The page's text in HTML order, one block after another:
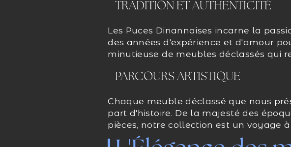
TRADITION ET AUTHENTICITÉ
Les Puces Dinannaises incarne la
des années d'expérience et d'amour
minutieuse de meubles déclassés qui
PARCOURS ARTISTIQUE
Chaque meuble déclassé que nous
part d'histoire. De la majesté des
pièces, notre collection est un voyage